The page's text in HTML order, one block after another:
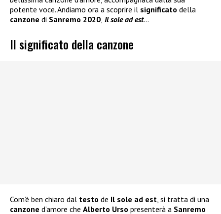
potente voce. Andiamo ora a scoprire il significato della
canzone di Sanremo 2020 Il sole ad est…
Il significato della canzone
Com’è ben chiaro dal testo de Il sole ad est, si tratta di una
canzone d’amore che Alberto Urso presenterà a Sanremo